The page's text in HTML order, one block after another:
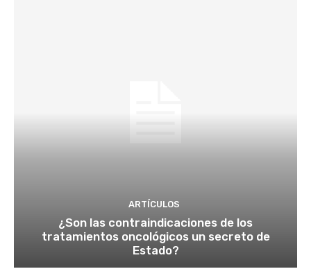
ARTÍCULOS
¿Son las contraindicaciones de los
tratamientos oncológicos un secreto de
Estado?